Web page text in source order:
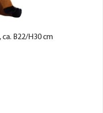
B22/H30 cm